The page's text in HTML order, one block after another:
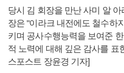
당시 김 회장을 만난 사미 알
장은 "이라크 내전에도 철수하
키며 공사수행능력을 보여준
적 노력에 대해 깊은 감사를 표
스포스트 장윤경 기자]